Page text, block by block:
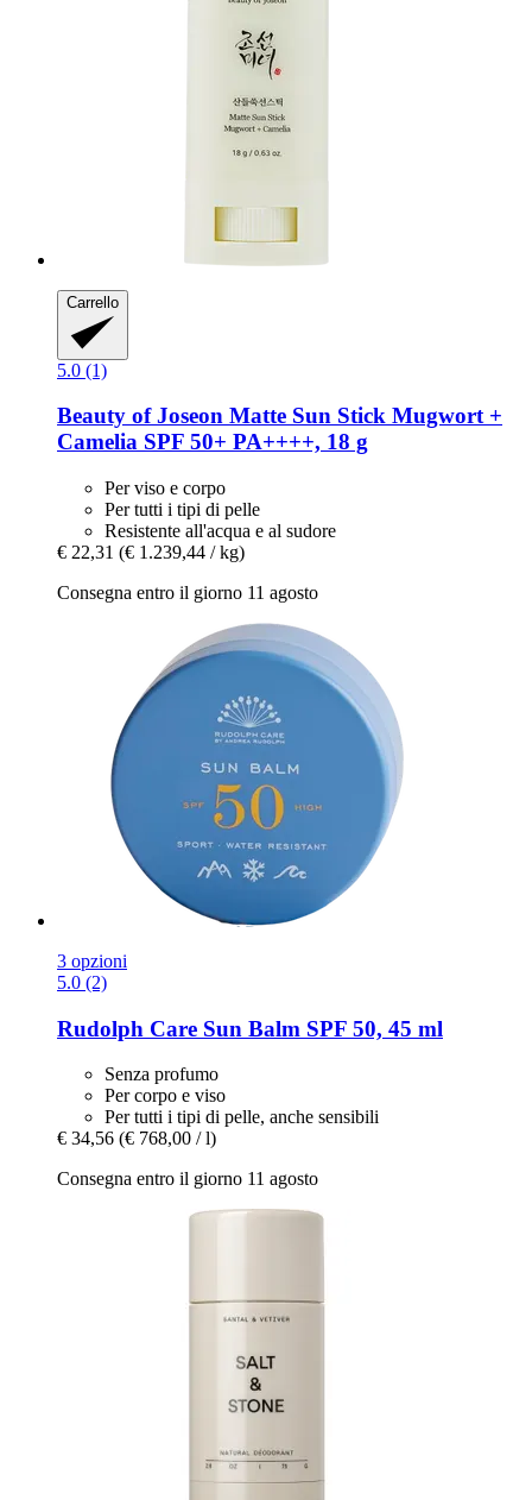
Carrello
5.0 (1)
Beauty of Joseon Matte Sun Stick Mugwort +
Camelia SPF 50+ PA++++, 18 g
Per viso e corpo
Per tutti i tipi di pelle
Resistente all'acqua e al sudore
€ 22,31 (€ 1.239,44 / kg)
Consegna entro il giorno 11 agosto
3 opzioni
5.0 (2)
Rudolph Care Sun Balm SPF 50, 45 ml
Senza profumo
Per corpo e viso
Per tutti i tipi di pelle, anche sensibili
€ 34,56 (€ 768,00 / l)
Consegna entro il giorno 11 agosto